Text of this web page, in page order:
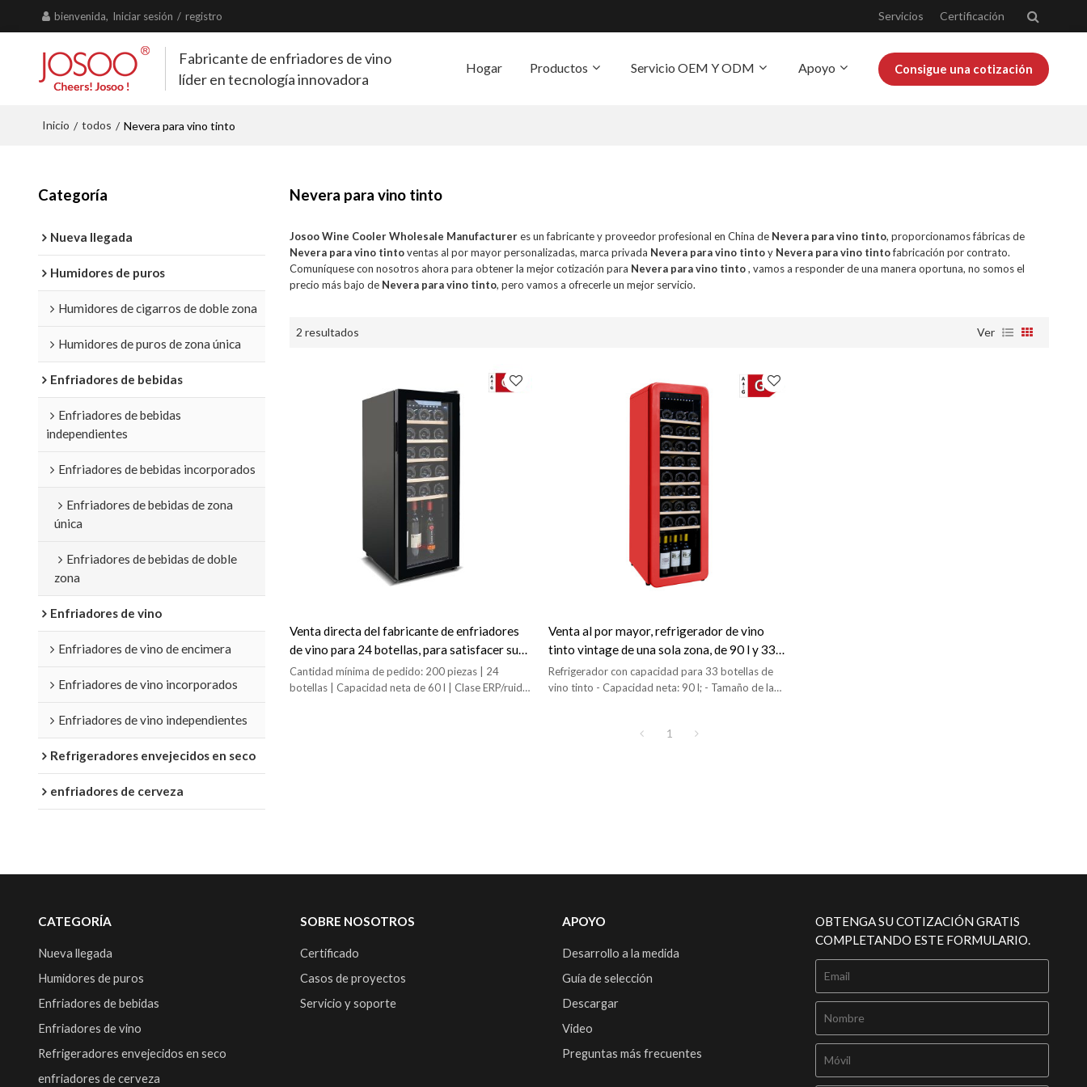
bienvenida, Iniciar sesión / registro Servicios Certificación
Fabricante de enfriadores de vino
líder en tecnología innovadora
Hogar Productos Servicio OEM Y ODM Apoyo Consigue una cotización
Inicio / todos / Nevera para vino tinto
Categoría
Nueva llegada
Humidores de puros
Humidores de cigarros de doble zona
Humidores de puros de zona única
Enfriadores de bebidas
Enfriadores de bebidas
independientes
Enfriadores de bebidas incorporados
Enfriadores de bebidas de zona
única
Enfriadores de bebidas de doble
zona
Enfriadores de vino
Enfriadores de vino de encimera
Enfriadores de vino incorporados
Enfriadores de vino independientes
Refrigeradores envejecidos en seco
enfriadores de cerveza
Nevera para vino tinto
Josoo Wine Cooler Wholesale Manufactureres un fabricante y proveedor profesional en China de Nevera para vino tinto, proporcionamos fábricas de
Nevera para vino tintoventas al por mayor personalizadas, marca privada Nevera para vino tintoy Nevera para vino tintofabricación por contrato.
Comuníquese con nosotros ahora para obtener la mejor cotización para Nevera para vino tinto, vamos a responder de una manera oportuna, no somos el
precio más bajo de Nevera para vino tinto, pero vamos a ofrecerle un mejor servicio.
2 resultados Ver
Venta directa del fabricante de enfriadores
de vino para 24 botellas, para satisfacer sus
necesidades de refrigeradores para vino
tinto
Cantidad mínima de pedido: 200 piezas | 24
botellas | Capacidad neta de 60 l | Clase ERP/ruido
Venta al por mayor, refrigerador de vino
tinto vintage de una sola zona, de 90 l y 33
botellas, para el hogar o el bar, con
ventilador
Refrigerador con capacidad para 33 botellas de
vino tinto - Capacidad neta: 90 l; - Tamaño de la
1
CATEGORÍA
Nueva llegada
Humidores de puros
Enfriadores de bebidas
Enfriadores de vino
Refrigeradores envejecidos en seco
enfriadores de cerveza
SOBRE NOSOTROS
Certificado
Casos de proyectos
Servicio y soporte
APOYO
Desarrollo a la medida
Guía de selección
Descargar
Video
Preguntas más frecuentes
OBTENGA SU COTIZACIÓN GRATIS
COMPLETANDO ESTE FORMULARIO.